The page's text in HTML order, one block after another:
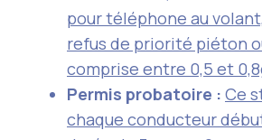
pour téléphone au
refus de priorité piéton
comprise entre 0,5 et
Permis probatoire : Ce
chaque conducteur